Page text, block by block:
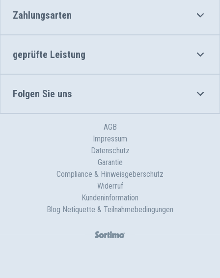
Zahlungsarten
geprüfte Leistung
Folgen Sie uns
AGB
Impressum
Datenschutz
Garantie
Compliance & Hinweisgeberschutz
Widerruf
Kundeninformation
Blog Netiquette & Teilnahmebedingungen